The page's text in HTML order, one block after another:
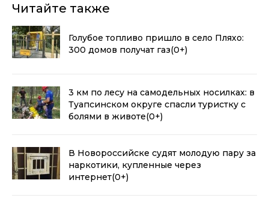
Читайте также
Голубое топливо пришло в село Пляхо:
300 домов получат газ(0+)
3 км по лесу на самодельных носилках: в
Туапсинском округе спасли туристку с
болями в животе(0+)
В Новороссийске судят молодую пару за
наркотики, купленные через
интернет(0+)